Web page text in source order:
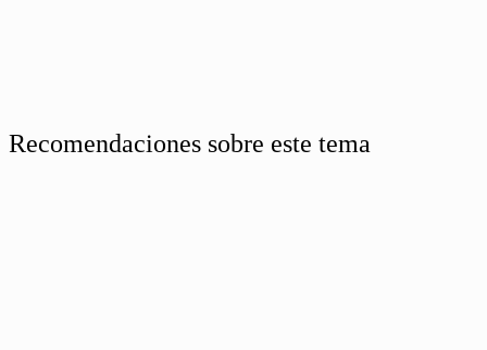
Recomendaciones sobre este tema